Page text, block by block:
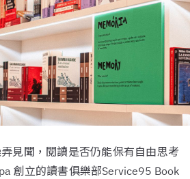
見聞，閱讀是否仍能保有自由思考
創立的讀書俱樂部Service95 Book